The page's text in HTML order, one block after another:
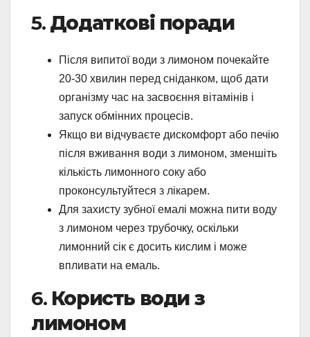
5. Додаткові поради
Після випитої води з лимоном почекайте
20-30 хвилин перед сніданком, щоб дати
організму час на засвоєння вітамінів і
запуск обмінних процесів.
Якщо ви відчуваєте дискомфорт або печію
після вживання води з лимоном, зменшіть
кількість лимонного соку або
проконсультуйтеся з лікарем.
Для захисту зубної емалі можна пити воду
з лимоном через трубочку, оскільки
лимонний сік є досить кислим і може
впливати на емаль.
6. Користь води з
лимоном